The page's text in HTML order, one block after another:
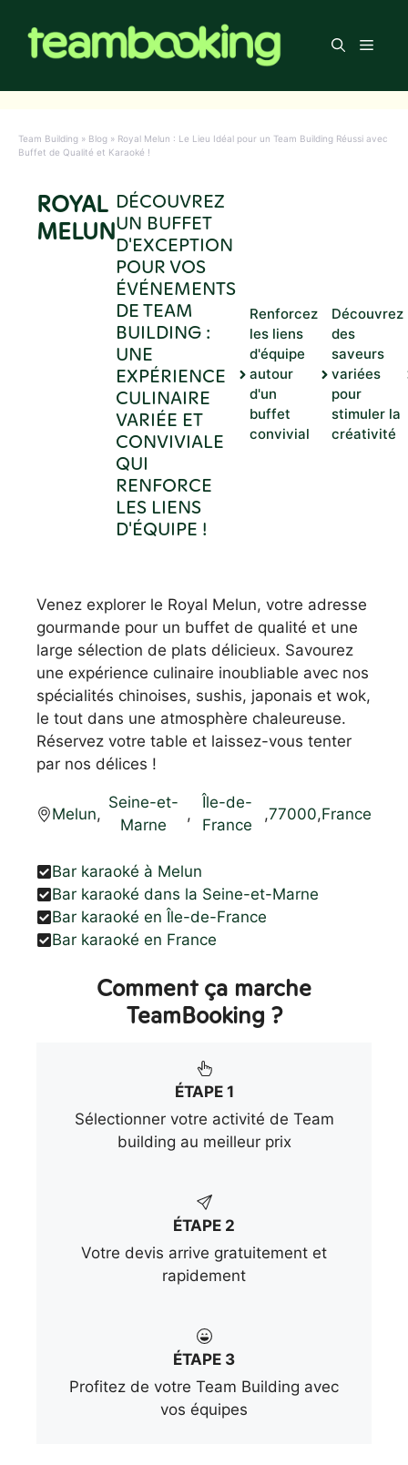
contenu
Menu
Team Building » Blog » Royal Melun : Le Lieu Idéal pour un Team Building Réussi avec
Buffet de Qualité et Karaoké !
ROYAL
MELUN
DÉCOUVREZ
UN BUFFET
D'EXCEPTION
POUR VOS
ÉVÉNEMENTS
DE TEAM
BUILDING :
UNE
EXPÉRIENCE
CULINAIRE
VARIÉE ET
CONVIVIALE
QUI
RENFORCE
LES LIENS
D'ÉQUIPE !
Renforcez
les liens
d'équipe
autour
d'un
buffet
convivial
Découvrez
des
saveurs
variées
pour
stimuler la
créativité
Venez explorer le Royal Melun, votre adresse
gourmande pour un buffet de qualité et une
large sélection de plats délicieux. Savourez
une expérience culinaire inoubliable avec nos
spécialités chinoises, sushis, japonais et wok,
le tout dans une atmosphère chaleureuse.
Réservez votre table et laissez-vous tenter
par nos délices !
Melun,
Seine-et-
Marne
,
Île-de-
France
,77000,France
Bar karaoké à Melun
Bar karaoké dans la Seine-et-Marne
Bar karaoké en Île-de-France
Bar karaoké en France
Comment ça marche
TeamBooking ?
ÉTAPE 1
Sélectionner votre activité de Team
building au meilleur prix
ÉTAPE 2
Votre devis arrive gratuitement et
rapidement
ÉTAPE 3
Profitez de votre Team Building avec
vos équipes